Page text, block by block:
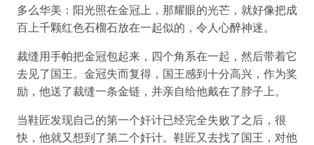
多么华美：阳光照在金冠上，那耀眼的光芒，就好像把成
百上千颗红色石榴石放在一起似的，令人心醉神迷。
裁缝用手帕把金冠包起来，四个角系在一起，然后带着它
去见了国王。金冠失而复得，国王感到十分高兴，作为奖
励，他送了裁缝一条金链，并亲自给他戴在了脖子上。
当鞋匠发现自己的第一个奸计已经完全失败了之后，很
快，他就又想到了第二个奸计。鞋匠又去找了国王，对他